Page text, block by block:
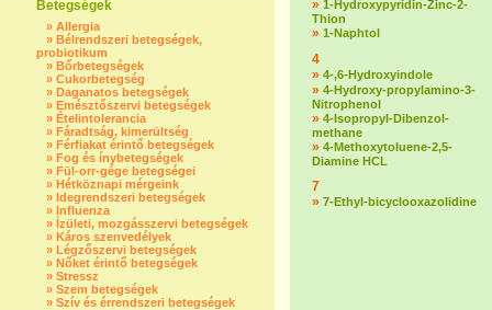
Betegségek
» Allergia
» Bélrendszeri betegségek,
probiotikum
» Bőrbetegségek
» Cukorbetegség
» Daganatos betegségek
» Emésztőszervi betegségek
» Ételintolerancia
» Fáradtság, kimerültség
» Férfiakat érintő betegségek
» Fog és ínybetegségek
» Fül-orr-gége betegségei
» Hétköznapi mérgeink
» Idegrendszeri betegségek
» Influenza
» Ízületi, mozgásszervi betegségek
» Káros szenvedélyek
» Légzőszervi betegségek
» Nőket érintő betegségek
» Stressz
» Szem betegségek
» Szív és érrendszeri betegségek
» 1-Hydroxypyridin-Zinc-2-
Thion
» 1-Naphtol
4
» 4-,6-Hydroxyindole
» 4-Hydroxy-propylamino-3-
Nitrophenol
» 4-Isopropyl-Dibenzol-
methane
» 4-Methoxytoluene-2,5-
Diamine HCL
7
» 7-Ethyl-bicyclooxazolidine